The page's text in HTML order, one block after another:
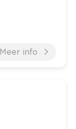
Meer info